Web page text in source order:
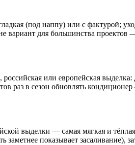
(под наппу) или с фактурой;
вариант для большинства проектов
или европейская
раз в сезон обновлять
выделки — самая мягкая и
заметнее показывает засаливание),